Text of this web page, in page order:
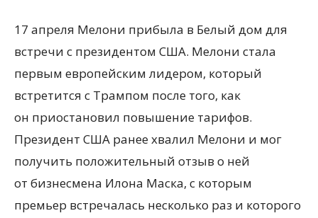
17 апреля Мелони прибыла в Белый дом для
встречи с президентом США. Мелони стала
первым европейским лидером, который
встретится с Трампом после того, как
он приостановил повышение тарифов.
Президент США ранее хвалил Мелони и мог
получить положительный отзыв о ней
от бизнесмена Илона Маска, с которым
премьер встречалась несколько раз и которого